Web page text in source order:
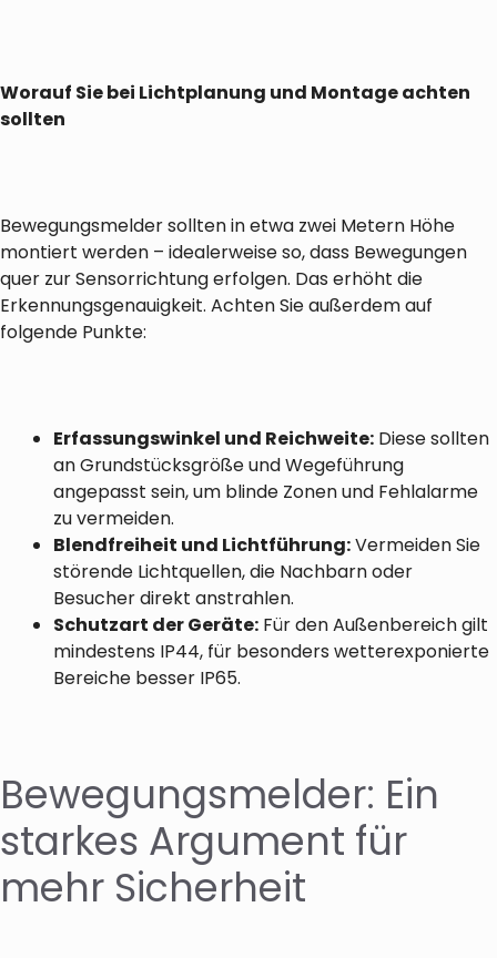
Worauf Sie bei Lichtplanung und Montage achten
sollten
Bewegungsmelder sollten in etwa zwei Metern Höhe
montiert werden – idealerweise so, dass Bewegungen
quer zur Sensorrichtung erfolgen. Das erhöht die
Erkennungsgenauigkeit. Achten Sie außerdem auf
folgende Punkte:
Erfassungswinkel und Reichweite: Diese sollten
an Grundstücksgröße und Wegeführung
angepasst sein, um blinde Zonen und Fehlalarme
zu vermeiden.
Blendfreiheit und Lichtführung:Vermeiden Sie
störende Lichtquellen, die Nachbarn oder
Besucher direkt anstrahlen.
Schutzart der Geräte: Für den Außenbereich gilt
mindestens IP44, für besonders wetterexponierte
Bereiche besser IP65.
Bewegungsmelder: Ein
starkes Argument für
mehr Sicherheit